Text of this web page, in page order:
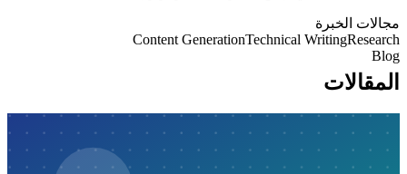
مجالات الخبرة
Content GenerationTechnical WritingResearch
Blog
المقالات